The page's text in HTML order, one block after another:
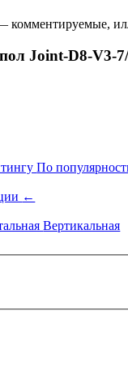
комментируемые,
Joint-D8-V3-
По
←
Вертикальная